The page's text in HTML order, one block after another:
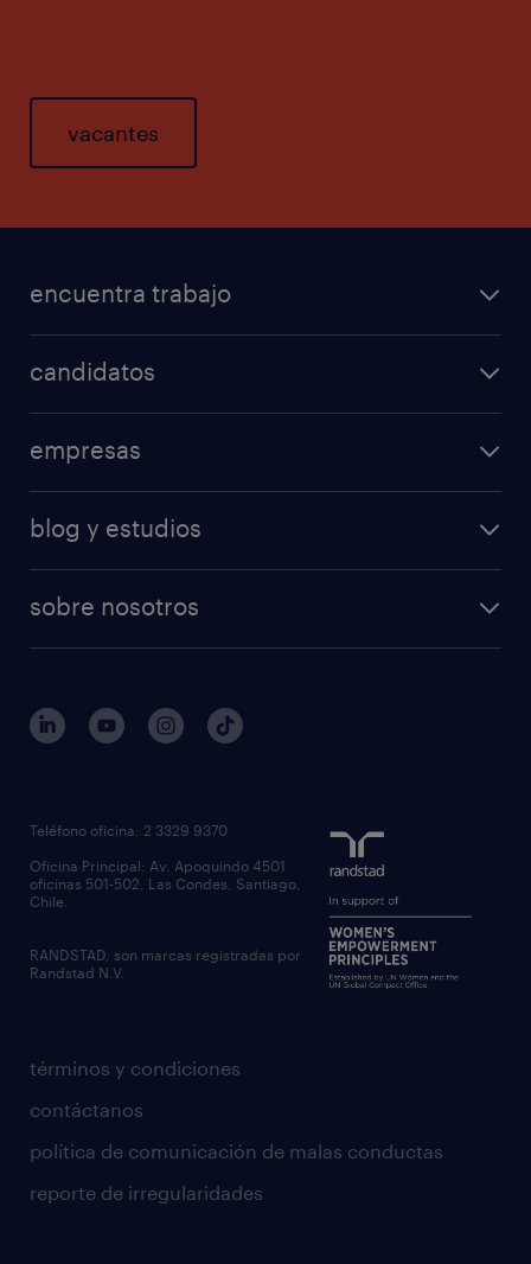
vacantes
encuentra trabajo
candidatos
empresas
blog y estudios
sobre nosotros
términos y condiciones
contáctanos
política de comunicación de malas conductas
reporte de irregularidades
Teléfono oficina: 2 3329 9370
Oficina Principal: Av. Apoquindo 4501
oficinas 501-502, Las Condes, Santiago,
Chile.
RANDSTAD, son marcas registradas por
Randstad N.V.